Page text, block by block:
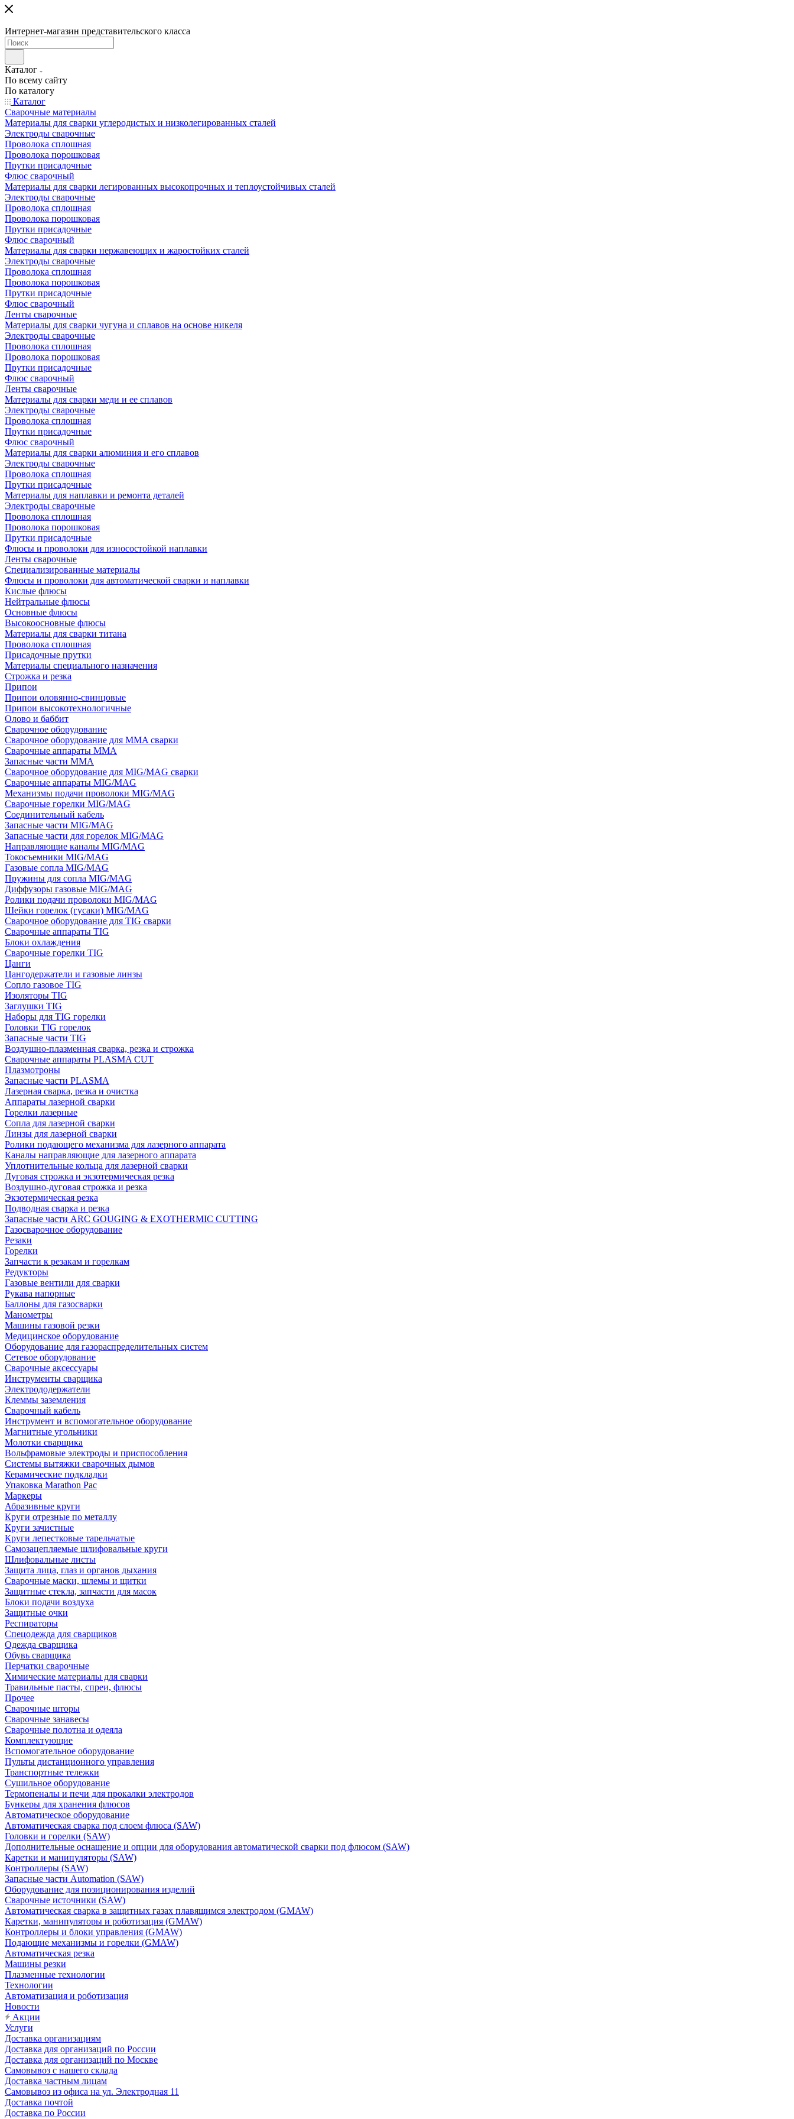
Интернет-магазин представительского класса
Каталог
По всему сайту
По каталогу
Каталог
Сварочные материалы
Материалы для сварки углеродистых и низколегированных сталей
Электроды сварочные
Проволока сплошная
Проволока порошковая
Прутки присадочные
Флюс сварочный
Материалы для сварки легированных высокопрочных и теплоустойчивых сталей
Электроды сварочные
Проволока сплошная
Проволока порошковая
Прутки присадочные
Флюс сварочный
Материалы для сварки нержавеющих и жаростойких сталей
Электроды сварочные
Проволока сплошная
Проволока порошковая
Прутки присадочные
Флюс сварочный
Ленты сварочные
Материалы для сварки чугуна и сплавов на основе никеля
Электроды сварочные
Проволока сплошная
Проволока порошковая
Прутки присадочные
Флюс сварочный
Ленты сварочные
Материалы для сварки меди и ее сплавов
Электроды сварочные
Проволока сплошная
Прутки присадочные
Флюс сварочный
Материалы для сварки алюминия и его сплавов
Электроды сварочные
Проволока сплошная
Прутки присадочные
Материалы для наплавки и ремонта деталей
Электроды сварочные
Проволока сплошная
Проволока порошковая
Прутки присадочные
Флюсы и проволоки для износостойкой наплавки
Ленты сварочные
Специализированные материалы
Флюсы и проволоки для автоматической сварки и наплавки
Кислые флюсы
Нейтральные флюсы
Основные флюсы
Высокоосновные флюсы
Материалы для сварки титана
Проволока сплошная
Присадочные прутки
Материалы специального назначения
Строжка и резка
Припои
Припои оловянно-свинцовые
Припои высокотехнологичные
Олово и баббит
Сварочное оборудование
Сварочное оборудование для MMA сварки
Сварочные аппараты MMA
Запасные части MMA
Сварочное оборудование для MIG/MAG сварки
Сварочные аппараты MIG/MAG
Механизмы подачи проволоки MIG/MAG
Сварочные горелки MIG/MAG
Соединительный кабель
Запасные части MIG/MAG
Запасные части для горелок MIG/MAG
Направляющие каналы MIG/MAG
Токосъемники MIG/MAG
Газовые сопла MIG/MAG
Пружины для сопла MIG/MAG
Диффузоры газовые MIG/MAG
Ролики подачи проволоки MIG/MAG
Шейки горелок (гусаки) MIG/MAG
Сварочное оборудование для TIG сварки
Сварочные аппараты TIG
Блоки охлаждения
Сварочные горелки TIG
Цанги
Цангодержатели и газовые линзы
Сопло газовое TIG
Изоляторы TIG
Заглушки TIG
Наборы для TIG горелки
Головки TIG горелок
Запасные части TIG
Воздушно-плазменная сварка, резка и строжка
Сварочные аппараты PLASMA CUT
Плазмотроны
Запасные части PLASMA
Лазерная сварка, резка и очистка
Аппараты лазерной сварки
Горелки лазерные
Сопла для лазерной сварки
Линзы для лазерной сварки
Ролики подающего механизма для лазерного аппарата
Каналы направляющие для лазерного аппарата
Уплотнительные кольца для лазерной сварки
Дуговая строжка и экзотермическая резка
Воздушно-дуговая строжка и резка
Экзотермическая резка
Подводная сварка и резка
Запасные части ARC GOUGING & EXOTHERMIC CUTTING
Газосварочное оборудование
Резаки
Горелки
Запчасти к резакам и горелкам
Редукторы
Газовые вентили для сварки
Рукава напорные
Баллоны для газосварки
Манометры
Машины газовой резки
Медицинское оборудование
Оборудование для газораспределительных систем
Сетевое оборудование
Сварочные аксессуары
Инструменты сварщика
Электрододержатели
Клеммы заземления
Сварочный кабель
Инструмент и вспомогательное оборудование
Магнитные угольники
Молотки сварщика
Вольфрамовые электроды и приспособления
Системы вытяжки сварочных дымов
Керамические подкладки
Упаковка Marathon Pac
Маркеры
Абразивные круги
Круги отрезные по металлу
Круги зачистные
Круги лепестковые тарельчатые
Самозацепляемые шлифовальные круги
Шлифовальные листы
Защита лица, глаз и органов дыхания
Сварочные маски, шлемы и щитки
Защитные стекла, запчасти для масок
Блоки подачи воздуха
Защитные очки
Респираторы
Спецодежда для сварщиков
Одежда сварщика
Обувь сварщика
Перчатки сварочные
Химические материалы для сварки
Травильные пасты, спреи, флюсы
Прочее
Сварочные шторы
Сварочные занавесы
Сварочные полотна и одеяла
Комплектующие
Вспомогательное оборудование
Пульты дистанционного управления
Транспортные тележки
Сушильное оборудование
Термопеналы и печи для прокалки электродов
Бункеры для хранения флюсов
Автоматическое оборудование
Автоматическая сварка под слоем флюса (SAW)
Головки и горелки (SAW)
Дополнительные оснащение и опции для оборудования автоматической сварки под флюсом (SAW)
Каретки и манипуляторы (SAW)
Контроллеры (SAW)
Запасные части Automation (SAW)
Оборудование для позиционирования изделий
Сварочные источники (SAW)
Автоматическая сварка в защитных газах плавящимся электродом (GMAW)
Каретки, манипуляторы и роботизация (GMAW)
Контроллеры и блоки управления (GMAW)
Подающие механизмы и горелки (GMAW)
Автоматическая резка
Машины резки
Плазменные технологии
Технологии
Автоматизация и роботизация
Новости
Акции
Услуги
Доставка организациям
Доставка для организаций по России
Доставка для организаций по Москве
Самовывоз с нашего склада
Доставка частным лицам
Самовывоз из офиса на ул. Электродная 11
Доставка почтой
Доставка по России